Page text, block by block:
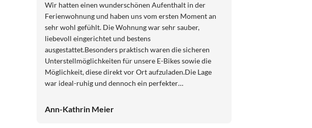
Wir hatten einen wunderschönen Aufenthalt in der
Ferienwohnung und haben uns vom ersten Moment an
sehr wohl gefühlt. Die Wohnung war sehr sauber,
liebevoll eingerichtet und bestens
ausgestattet.Besonders praktisch waren die sicheren
Unterstellmöglichkeiten für unsere E-Bikes sowie die
Möglichkeit, diese direkt vor Ort aufzuladen.Die Lage
war ideal-ruhig und dennoch ein perfekter
Fahrrad sehr gut und schnell zu erreichen, sodass wir
Ann-Kathrin Meier